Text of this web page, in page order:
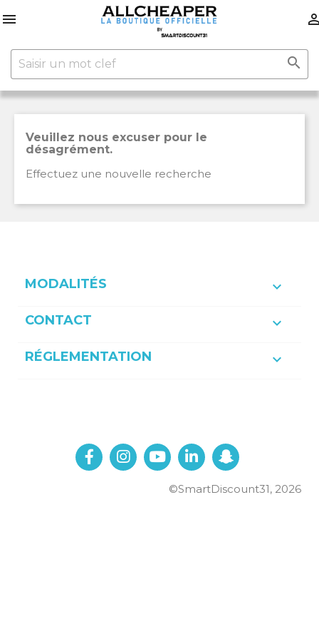


Veuillez nous excuser pour le
désagrément.
Effectuez une nouvelle recherche
MODALITÉS 
CONTACT 
RÉGLEMENTATION 
©SmartDiscount31, 2026